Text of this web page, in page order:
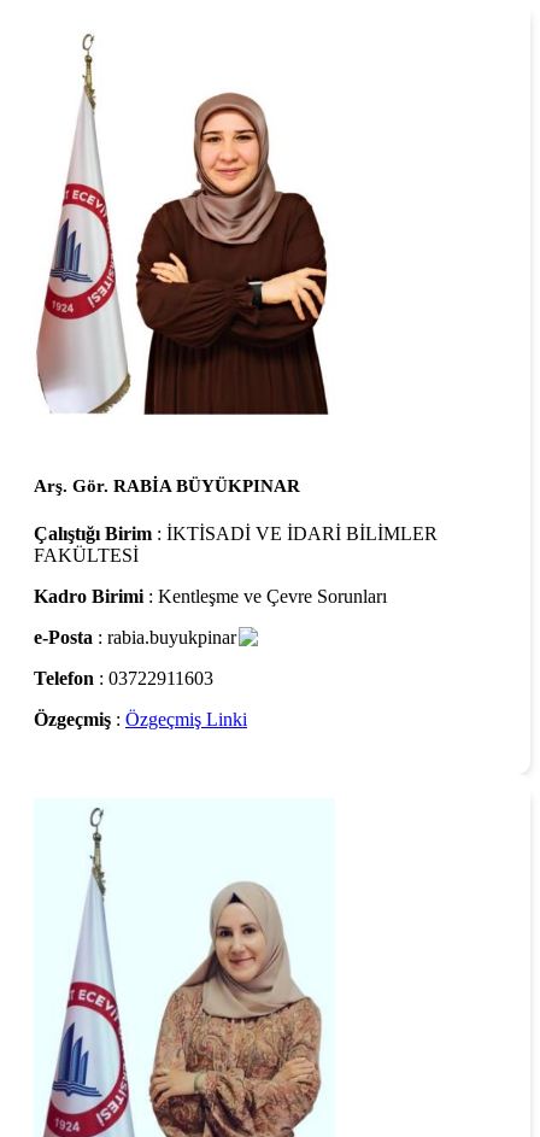
Arş. Gör. RABİA BÜYÜKPINAR
Çalıştığı Birim : İKTİSADİ VE İDARİ BİLİMLER
FAKÜLTESİ
Kadro Birimi : Kentleşme ve Çevre Sorunları
e-Posta : rabia.buyukpinar
Telefon : 03722911603
Özgeçmiş : Özgeçmiş Linki